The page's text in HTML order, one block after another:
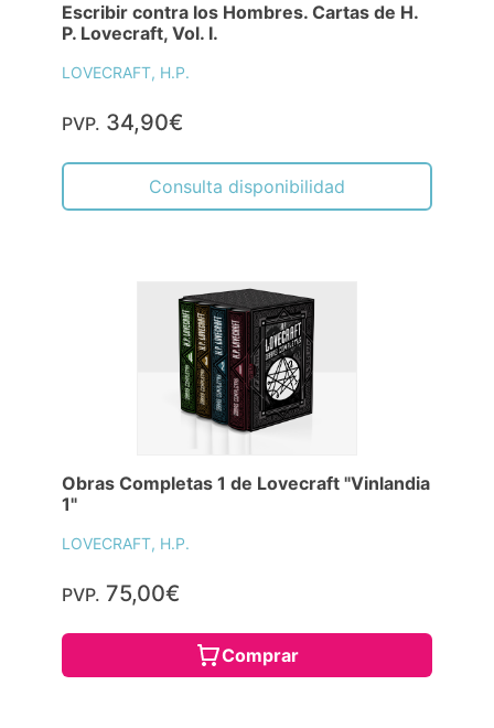
Escribir contra los Hombres. Cartas de H.
P. Lovecraft, Vol. I.
LOVECRAFT, H.P.
PVP. 34,90€
Consulta disponibilidad
Obras Completas 1 de Lovecraft "Vinlandia
1"
LOVECRAFT, H.P.
PVP. 75,00€
Comprar